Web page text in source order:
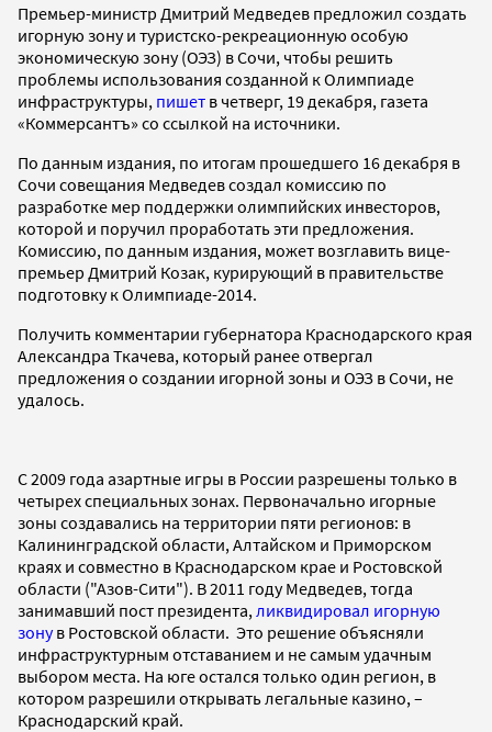
Премьер-министр Дмитрий Медведев предложил создать
игорную зону и туристско-рекреационную особую
экономическую зону (ОЭЗ) в Сочи, чтобы решить
проблемы использования созданной к Олимпиаде
инфраструктуры, пишет в четверг, 19 декабря, газета
«Коммерсантъ» со ссылкой на источники.
По данным издания, по итогам прошедшего 16 декабря в
Сочи совещания Медведев создал комиссию по
разработке мер поддержки олимпийских инвесторов,
которой и поручил проработать эти предложения.
Комиссию, по данным издания, может возглавить вице-
премьер Дмитрий Козак, курирующий в правительстве
подготовку к Олимпиаде-2014.
Получить комментарии губернатора Краснодарского края
Александра Ткачева, который ранее отвергал
предложения о создании игорной зоны и ОЭЗ в Сочи, не
удалось.
С 2009 года азартные игры в России разрешены только в
четырех специальных зонах. Первоначально игорные
зоны создавались на территории пяти регионов: в
Калининградской области, Алтайском и Приморском
краях и совместно в Краснодарском крае и Ростовской
области ("Азов-Сити"). В 2011 году Медведев, тогда
занимавший пост президента, ликвидировал игорную
зонув Ростовской области. Это решение объясняли
инфраструктурным отставанием и не самым удачным
выбором места. На юге остался только один регион, в
котором разрешили открывать легальные казино, –
Краснодарский край.